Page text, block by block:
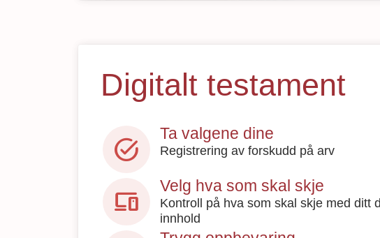
Digitalt testament
task_alt Ta valgene dine
Registrering av forskudd på arv
devices Velg hva som skal skje
Kontroll på hva som skal skje med ditt
innhold